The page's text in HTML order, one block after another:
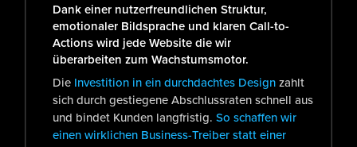
Dank einer nutzerfreundlichen Struktur,
emotionaler Bildsprache und klaren Call-to-
Actions wird jede Website die wir
überarbeiten zum Wachstumsmotor.
Die Investition in ein durchdachtes Designzahlt
sich durch gestiegene Abschlussraten schnell aus
und bindet Kunden langfristig.So schaffen wir
einen wirklichen Business-Treiber statt einer